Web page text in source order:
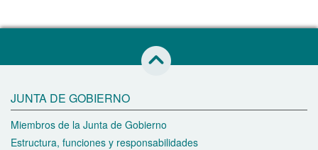
JUNTA DE GOBIERNO
Miembros de la Junta de Gobierno
Estructura, funciones y responsabilidades